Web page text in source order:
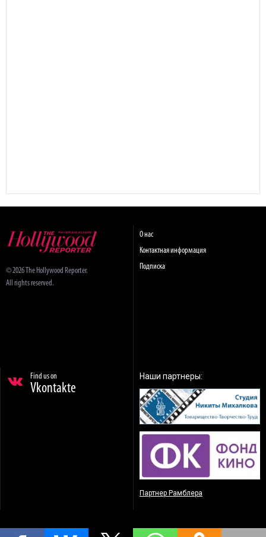
© 2026 The Hollywood Reporter.
All rights reserved.
О нас
Контактная информация
Подписка
Find us on
Vkontakte
Наши партнеры:
Партнер Рамблера